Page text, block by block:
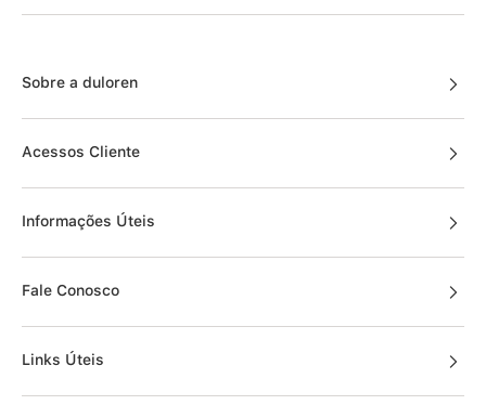
Sobre a duloren
Acessos Cliente
Informações Úteis
Fale Conosco
Links Úteis